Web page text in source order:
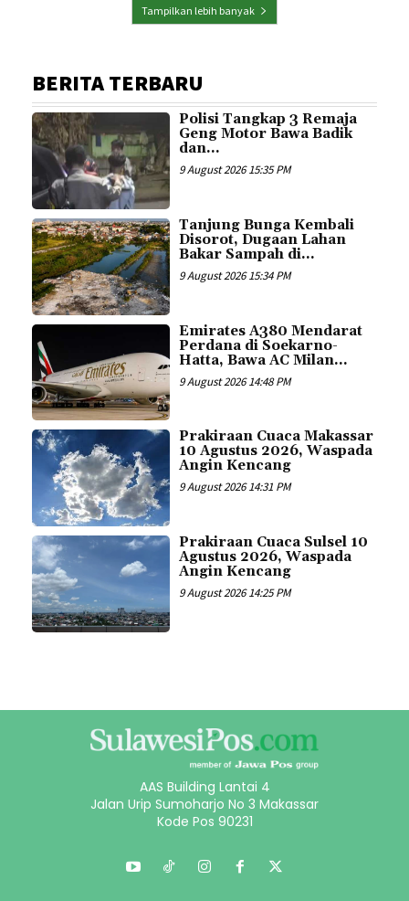
Tampilkan lebih banyak
BERITA TERBARU
Polisi Tangkap 3 Remaja
Geng Motor Bawa Badik
dan...
9 August 2026 15:35 PM
Tanjung Bunga Kembali
Disorot, Dugaan Lahan
Bakar Sampah di...
9 August 2026 15:34 PM
Emirates A380 Mendarat
Perdana di Soekarno-
Hatta, Bawa AC Milan...
9 August 2026 14:48 PM
Prakiraan Cuaca Makassar
10 Agustus 2026, Waspada
Angin Kencang
9 August 2026 14:31 PM
Prakiraan Cuaca Sulsel 10
Agustus 2026, Waspada
Angin Kencang
9 August 2026 14:25 PM
AAS Building Lantai 4
Jalan Urip Sumoharjo No 3 Makassar
Kode Pos 90231